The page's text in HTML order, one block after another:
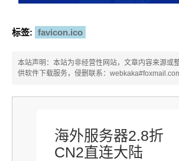
标签: favicon.ico
本站声明：本站为非经营性网站，文章内容来源或
供软件下载服务，侵删联系：
海外服务器2.8折
CN2直连大陆